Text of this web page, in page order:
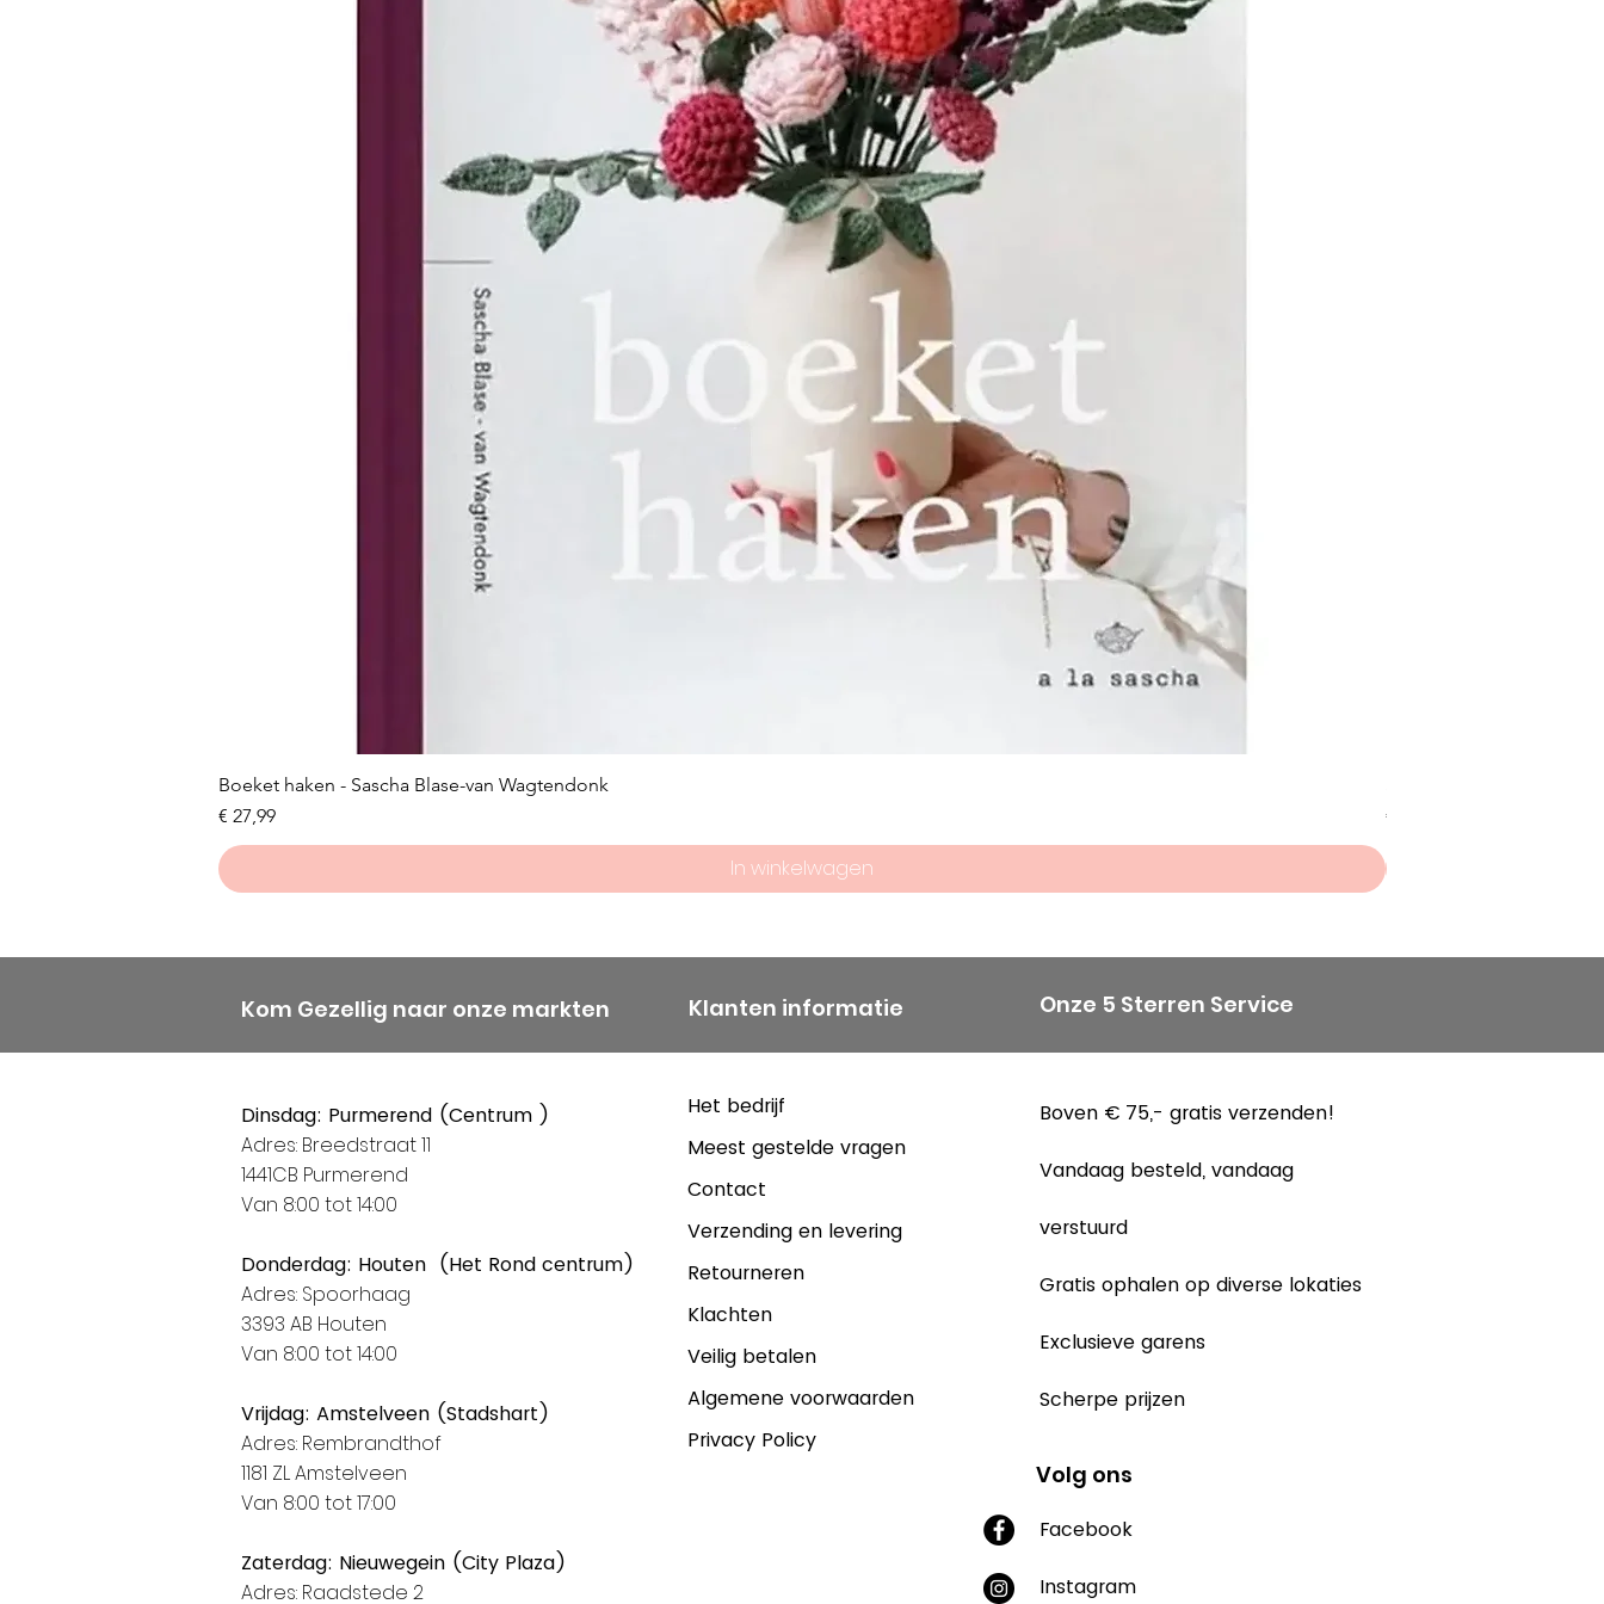
Boeket haken - Sascha Blase-van Wagtendonk
Prijs
€ 27,99
In winkelwagen
Prijs
€ 8,50
Kom Gezellig naar onze markten Klanten informatie Onze 5 Sterren Service
Dinsdag: Purmerend (Centrum )
Adres: Breedstraat 11
1441CB Purmerend
Van 8:00 tot 14:00
Donderdag: Houten (Het Rond centrum)
Adres: Spoorhaag
3393 AB Houten
Van 8:00 tot 14:00
Vrijdag: Amstelveen (Stadshart)
Adres: Rembrandthof
1181 ZL Amstelveen
Van 8:00 tot 17:00
Zaterdag: Nieuwegein (City Plaza)
Adres: Raadstede 2
Het bedrijf
Meest gestelde vragen
Contact
Verzending en levering
Retourneren
Klachten
Veilig betalen
Algemene voorwaarden
Privacy Policy
Boven € 75,- gratis verzenden!
Vandaag besteld, vandaag
verstuurd
Gratis ophalen op diverse lokaties
Exclusieve garens
Scherpe prijzen
Volg ons
Facebook
Instagram